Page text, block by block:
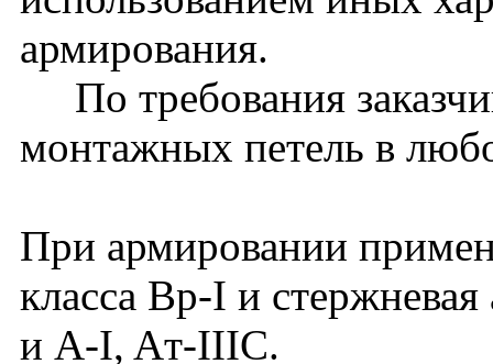
армирования.
По требования
монтажных петель в
При армировании
класса Вр-I и
и А-I, Aт-IIIC.